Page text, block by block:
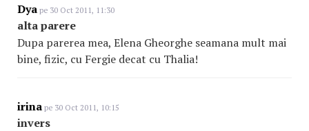
Dya pe 30 Oct 2011, 11:30
alta parere
Dupa parerea mea, Elena Gheorghe seamana mult mai
bine, fizic, cu Fergie decat cu Thalia!
irina pe 30 Oct 2011, 10:15
invers